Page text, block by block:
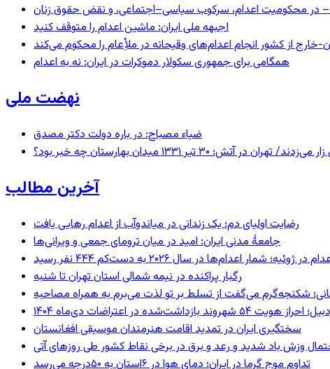
– در محکومیت اعدام، سرکوب سیاسی–اجتماعی، و نقض حقوق زنان
جبهه ملی ایران: ماشین اعدام را متوقف کنید!
خارج از کشور انجام اعدام‌های وقیحانه در ملأِعام را محکوم می‌کند
همگامی برای جمهوری سکولار دموکرات در ایران: نه به اعدام
نهضت ملی
ضیاء مصباح: در باره دولت دکتر مصدق
تیر ۱۳۳۱ میدان بهارستان چه خبر بود؟
آخرین مطالب
رضایت اولیای دم؛ یک زندانی در میاندوآب از اعدام رهایی یافت
جامعهٔ مدنی ایران: امید در میان ترومای جمعی و ویرانی‌ها
رگبار پراکنده در نیمه شمالی استان تهران تا شنبه
شکنجه‌گرم می‌گفت از تسلط بر تو لذت می‌برم به همراه مصاحبه
۵۴ شهروند بازداشت‌شده در اعتراضات دی‌ماه ۱۴۰۴
سختگیری ایران در تمدید اقامت هنرمندان موسیقی افغانستان
وزش باد شدید و رعد و برق در برخی نقاط کشور طی روزهای آتی
تداوم موج گرما در ایران؛ دمای هوا در ۶استان به ۵۰درجه می‌رسد